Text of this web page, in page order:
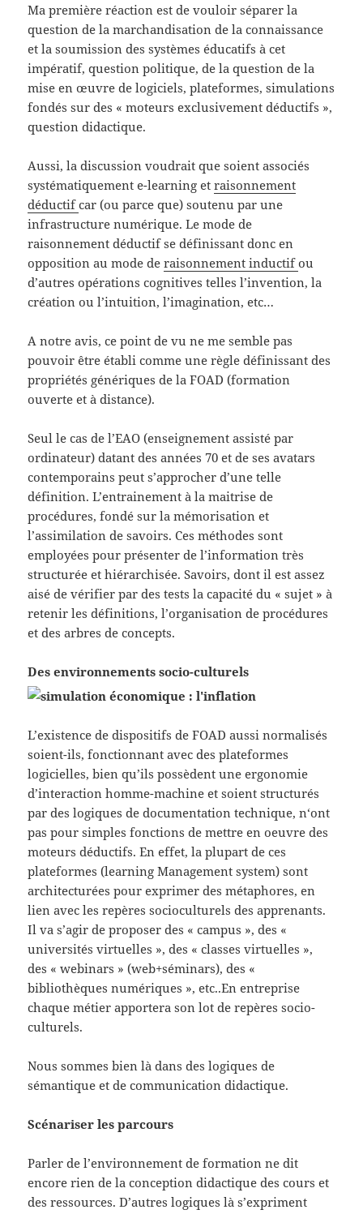
Ma première réaction est de vouloir séparer la
question de la marchandisation de la connaissance
et la soumission des systèmes éducatifs à cet
impératif, question politique, de la question de la
mise en œuvre de logiciels, plateformes, simulations
fondés sur des « moteurs exclusivement déductifs »,
question didactique.
Aussi, la discussion voudrait que soient associés
systématiquement e-learning etraisonnement
déductifcar (ou parce que) soutenu par une
infrastructure numérique. Le mode de
raisonnement déductif se définissant donc en
opposition au mode deraisonnement inductifou
d’autres opérations cognitives telles l’invention, la
création ou l’intuition, l’imagination, etc…
A notre avis, ce point de vu ne me semble pas
pouvoir être établi comme une règle définissant des
propriétés génériques de la FOAD (formation
ouverte et à distance).
Seul le cas de l’EAO (enseignement assisté par
ordinateur) datant des années 70 et de ses avatars
contemporains peut s’approcher d’une telle
définition. L’entrainement à la maitrise de
procédures, fondé sur la mémorisation et
l’assimilation de savoirs. Ces méthodes sont
employées pour présenter de l’information très
structurée et hiérarchisée. Savoirs, dont il est assez
aisé de vérifier par des tests la capacité du « sujet » à
retenir les définitions, l’organisation de procédures
et des arbres de concepts.
Des environnements socio-culturels
L’existence de dispositifs de FOAD aussi normalisés
soient-ils, fonctionnant avec des plateformes
logicielles, bien qu’ils possèdent une ergonomie
d’interaction homme-machine et soient structurés
par des logiques de documentation technique,n‘ont
pas pour simples fonctions de mettre en oeuvre des
moteurs déductifs. En effet, la plupart de ces
plateformes (learning Management system) sont
architecturées pour exprimer des métaphores, en
lien avec les repères socioculturels des apprenants.
Il va s’agir de proposer des « campus », des «
universités virtuelles », des « classes virtuelles »,
des « webinars » (web+séminars), des «
bibliothèques numériques », etc..En entreprise
chaque métier apportera son lot de repères socio-
culturels.
Nous sommes bien là dans des logiques de
sémantique et de communication didactique.
Scénariser les parcours
Parler de l’environnement de formation ne dit
encore rien de la conception didactique des cours et
des ressources. D’autres logiques là s’expriment